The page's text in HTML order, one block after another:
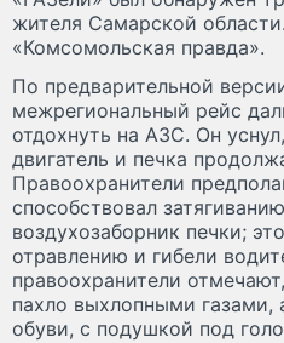
жителя Самарской
«Комсомольская правда».
По предварительной
межрегиональный рейс
отдохнуть на АЗС. Он
двигатель и печка
Правоохранители
способствовал
воздухозаборник печки;
отравлению и гибели
правоохранители
пахло выхлопными газами,
обуви, с подушкой под